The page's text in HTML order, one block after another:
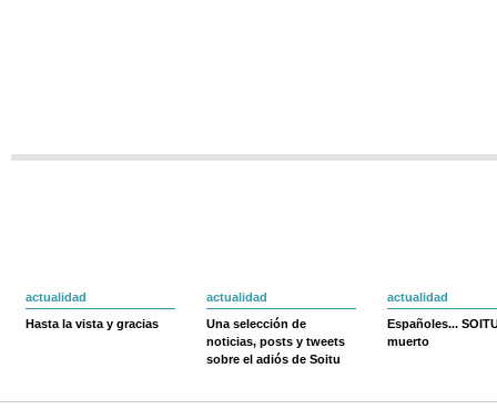
actualidad
Hasta la vista y gracias
actualidad
Una selección de
noticias, posts y tweets
sobre el adiós de Soitu
actualidad
Españoles...
muerto